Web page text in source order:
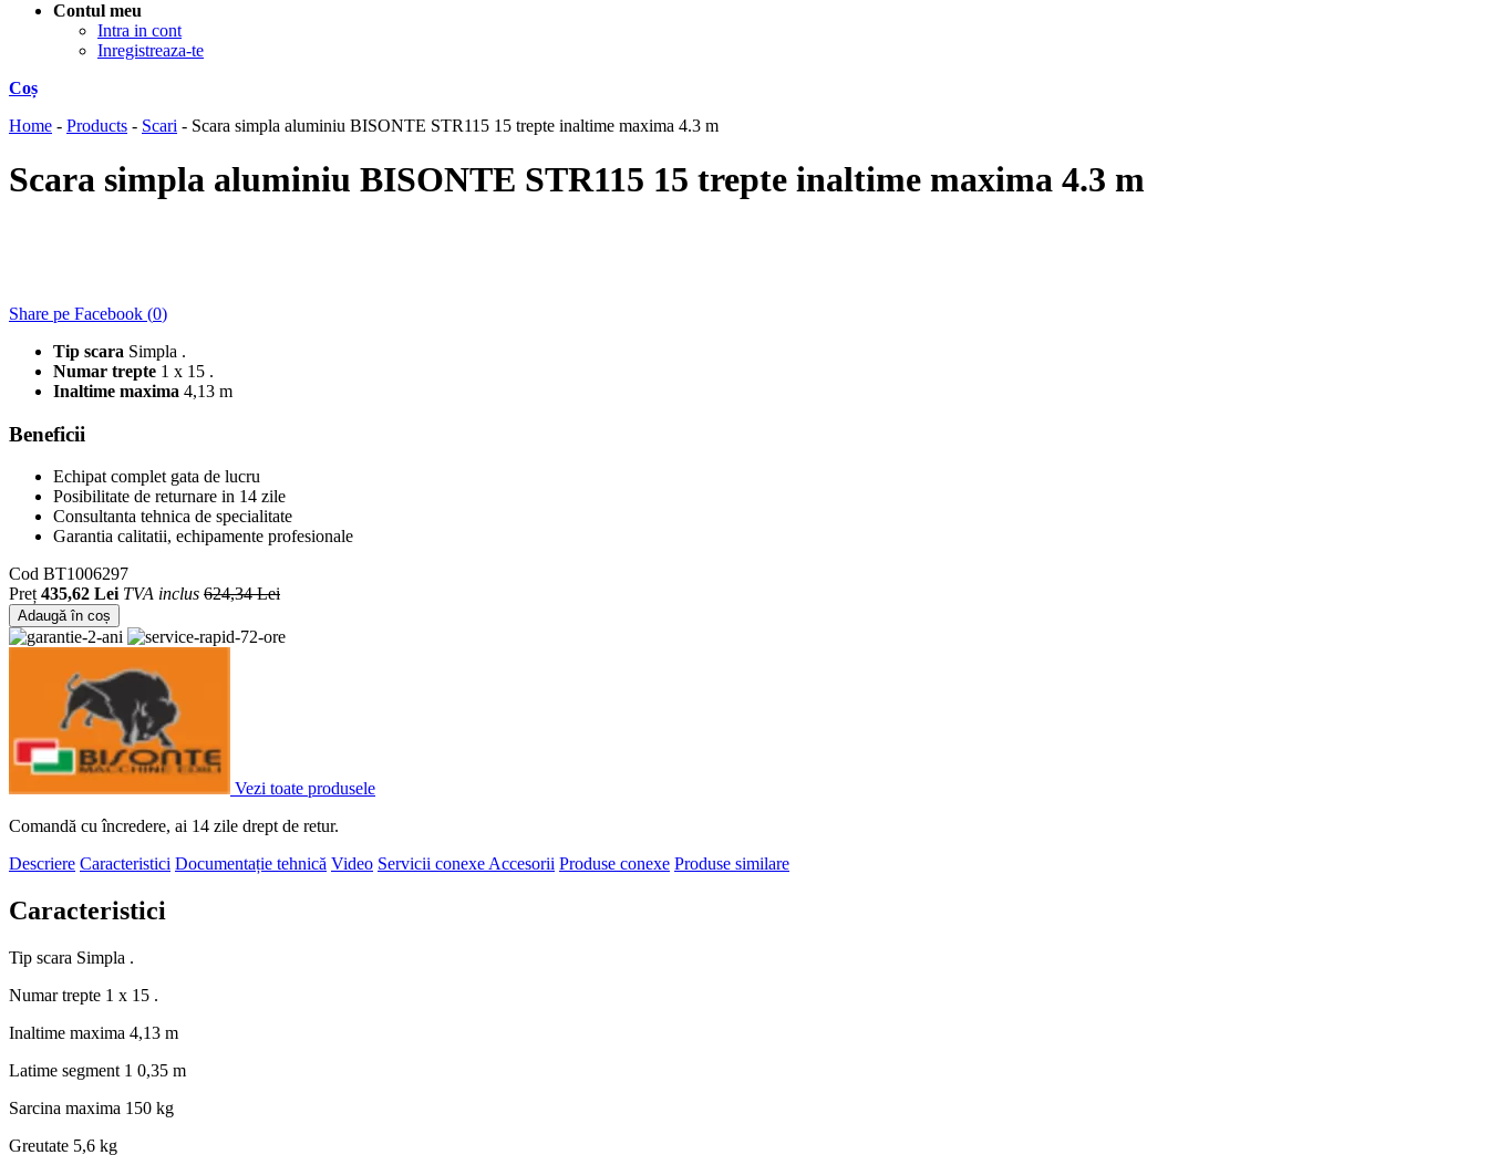
Contul meu
Intra in cont
Inregistreaza-te
Coș
Home - Products - Scari - Scara simpla aluminiu BISONTE STR115 15 trepte inaltime maxima 4.3 m
Scara simpla aluminiu BISONTE STR115 15 trepte inaltime maxima 4.3 m
Share pe Facebook (0)
Tip scara Simpla .
Numar trepte 1 x 15 .
Inaltime maxima 4,13 m
Beneficii
Echipat complet gata de lucru
Posibilitate de returnare in 14 zile
Consultanta tehnica de specialitate
Garantia calitatii, echipamente profesionale
Cod BT1006297
Preț 435,62 Lei TVA inclus 624,34 Lei
Adaugă în coș
Vezi toate produsele
Comandă cu încredere, ai 14 zile drept de retur.
Descriere Caracteristici Documentație tehnică Video Servicii conexe Accesorii Produse conexe Produse similare
Caracteristici
Tip scara Simpla .
Numar trepte 1 x 15 .
Inaltime maxima 4,13 m
Latime segment 1 0,35 m
Sarcina maxima 150 kg
Greutate 5,6 kg